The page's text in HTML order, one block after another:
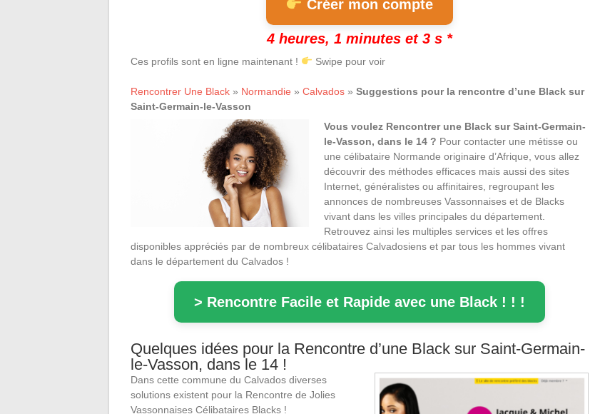
Créer mon compte
4 heures, 1 minutes et 2 s *
Ces profils sont en ligne maintenant ! Swipe pour voir
Rencontrer Une Black » Normandie » Calvados » Suggestions pour la rencontre d’une Black sur
Saint-Germain-le-Vasson
Vous voulez Rencontrer une Black sur Saint-Germain-
le-Vasson, dans le 14 ? Pour contacter une métisse ou
une célibataire Normande originaire d’Afrique, vous allez
découvrir des méthodes efficaces mais aussi des sites
Internet, généralistes ou affinitaires, regroupant les
annonces de nombreuses Vassonnaises et de Blacks
vivant dans les villes principales du département.
Retrouvez ainsi les multiples services et les offres
disponibles appréciés par de nombreux célibataires Calvadosiens et par tous les hommes vivant
dans le département du Calvados !
> Rencontre Facile et Rapide avec une Black ! ! !
Quelques idées pour la Rencontre d’une Black sur Saint-Germain-
le-Vasson, dans le 14 !
Dans cette commune du Calvados diverses
solutions existent pour la Rencontre de Jolies
Vassonnaises Célibataires Blacks !